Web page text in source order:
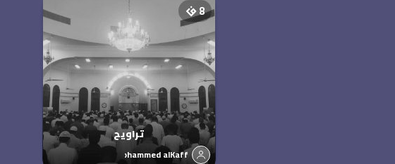
8
تراويح
Mohammed alKaff